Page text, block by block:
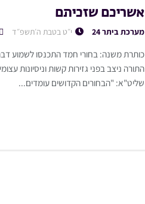
אשריכם שזכיתם
מערכת ביתר 24 י״ט בטבת ה׳תשפ״ד
כותרת משנה: בחורי חמד התכנסו לשמוע
התורה ניצב בפני גזירות קשות וניסיונות
שליט"א: "הבחורים הקדושים עומדים...